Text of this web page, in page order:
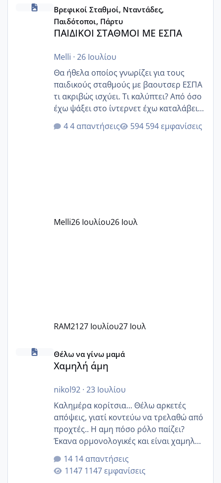
Βρεφικοί Σταθμοί, Νταντάδες,
Παιδότοποι, Πάρτυ
ΠΑΙΔΙΚΟΙ ΣΤΑΘΜΟΙ ΜΕ ΕΣΠΑ
Melli · 26 Ιουλίου
Θα ήθελα οποίος γνωρίζει για τους
παιδικούς σταθμούς με βαουτσερ ΕΣΠΑ
τι ακριβώς ισχύει. Τι καλύπτει? Από όσο
έχω ψάξει στο ίντερνετ έχω καταλάβει
ότι το βαουτσερ καλύπτει όλα τα
δίδακτρα και τα τροφεια του ιδιωτικού
Εγώ πήγα σε έναν ιδιωτικό παιδικό στ
4 απαντήσεις 594 εμφανίσεις
Melli26 Ιουλίου26 Ιουλ
RAM2127 Ιουλίου27 Ιουλ
Χαμηλή άμη
Θέλω να γίνω μαμά
Χαμηλή άμη
nikol92· 23 Ιουλίου
Καλημέρα κορίτσια... Θέλω αρκετές
απόψεις, γιατί κοντεύω να τρελαθώ από
προχτές.. Η αμη πόσο ρόλο παίζει?
Έκανα ορμονολογικές και είναι χαμηλή
για την ηλικία μου.. Είχα ήδη μια
εγκυμοσύνη, που έπρεπε να τερματιστεί
στην 27η εβδομάδα και προσπαθώ 7
14 απαντήσεις
1147 εμφανίσεις